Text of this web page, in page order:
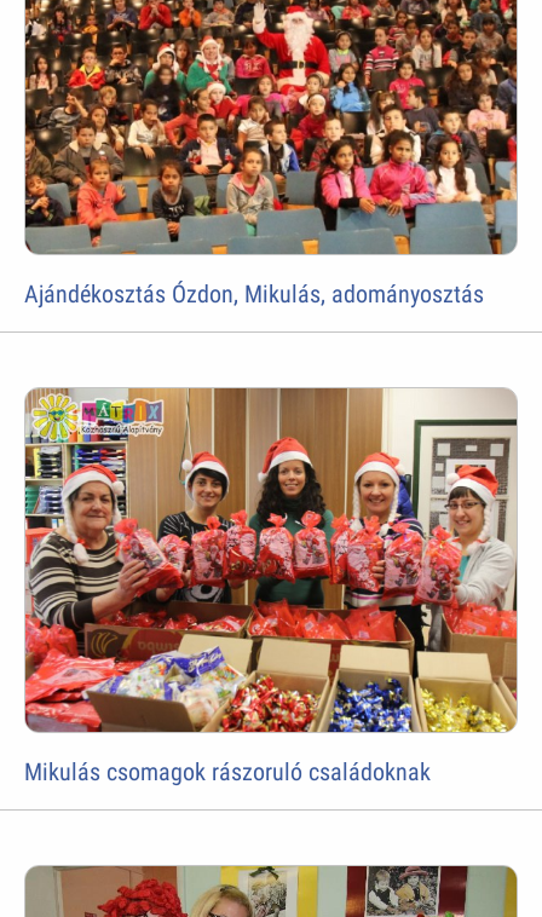
Ajándékosztás Ózdon, Mikulás, adományosztás
Mikulás csomagok rászoruló családoknak